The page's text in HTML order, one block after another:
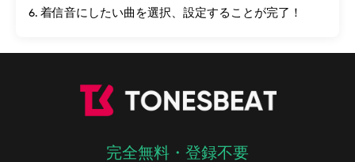
6. 着信音にしたい曲を選択、設定することが完了！
完全無料・登録不要